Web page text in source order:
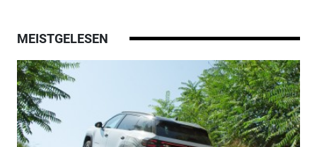
MEISTGELESEN